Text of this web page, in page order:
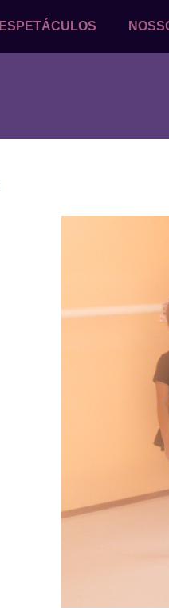
ESPETÁCULOS